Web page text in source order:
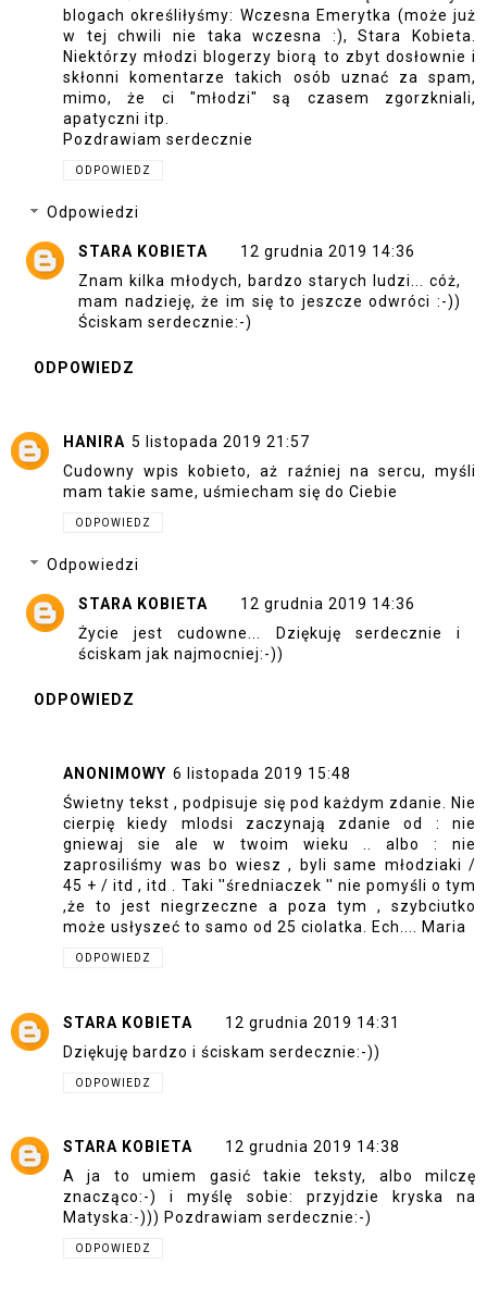
blogach określiłyśmy: Wczesna Emerytka (może już
w tej chwili nie taka wczesna :), Stara Kobieta.
Niektórzy młodzi blogerzy biorą to zbyt dosłownie i
skłonni komentarze takich osób uznać za spam,
mimo, że ci "młodzi" są czasem zgorzkniali,
apatyczni itp.
Pozdrawiam serdecznie
ODPOWIEDZ
Odpowiedzi
STARA KOBIETA
12 grudnia 2019 14:36
Znam kilka młodych, bardzo starych ludzi... cóż,
mam nadzieję, że im się to jeszcze odwróci :-))
Ściskam serdecznie:-)
ODPOWIEDZ
HANIRA 5 listopada 2019 21:57
Cudowny wpis kobieto, aż raźniej na sercu, myśli
mam takie same, uśmiecham się do Ciebie
ODPOWIEDZ
Odpowiedzi
STARA KOBIETA
12 grudnia 2019 14:36
Życie jest cudowne... Dziękuję serdecznie i
ściskam jak najmocniej:-))
ODPOWIEDZ
ANONIMOWY 6 listopada 2019 15:48
Świetny tekst , podpisuje się pod każdym zdanie. Nie
cierpię kiedy mlodsi zaczynają zdanie od : nie
gniewaj sie ale w twoim wieku .. albo : nie
zaprosiliśmy was bo wiesz , byli same młodziaki /
45 + / itd , itd . Taki ''średniaczek '' nie pomyśli o tym
,że to jest niegrzeczne a poza tym , szybciutko
może usłyszeć to samo od 25 ciolatka. Ech.... Maria
ODPOWIEDZ
STARA KOBIETA
12 grudnia 2019 14:31
Dziękuję bardzo i ściskam serdecznie:-))
ODPOWIEDZ
STARA KOBIETA
12 grudnia 2019 14:38
A ja to umiem gasić takie teksty, albo milczę
znacząco:-) i myślę sobie: przyjdzie kryska na
Matyska:-))) Pozdrawiam serdecznie:-)
ODPOWIEDZ